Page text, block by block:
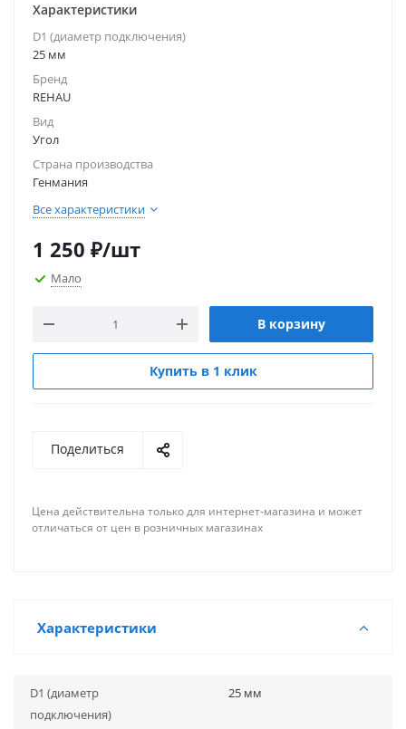
Характеристики
D1 (диаметр подключения)
25 мм
Бренд
REHAU
Вид
Угол
Страна производства
Генмания
Все характеристики
1 250 ₽/шт
Мало
В корзину
Купить в 1 клик
Поделиться
Цена действительна только для интернет-магазина и может
отличаться от цен в розничных магазинах
Характеристики
D1 (диаметр
подключения)
25 мм